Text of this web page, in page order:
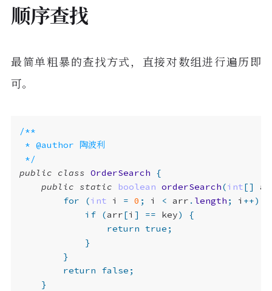
顺序查找
最简单粗暴的查找方式，直接对数组进行遍历即
可。
*/
public
class OrderSearch
{
public
static boolean orderSearch(int[]
for
(int i = 0 ; i < arr . length ; i ++)
if
(arr[i ] == key)
{
return true ;
}
}
return
false ;
}